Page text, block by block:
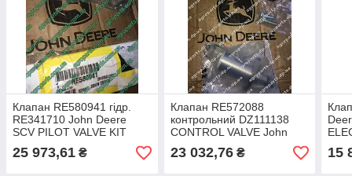
Клапан RE580941 гідр.
RE341710 John Deere
SCV PILOT VALVE KIT
запчастини re580941
25 973,61 ₴
Клапан RE572088
контрольний DZ111138
CONTROL VALVE John
Deere re572088 датчик
23 032,76₴ 15